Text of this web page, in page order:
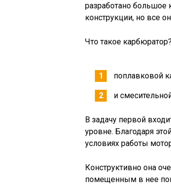
разработано
конструкции, но все
Что такое
поплавковой
и
В задачу первой
уровне. Благодаря
условиях работы
Конструктивно она
помещенным в нее